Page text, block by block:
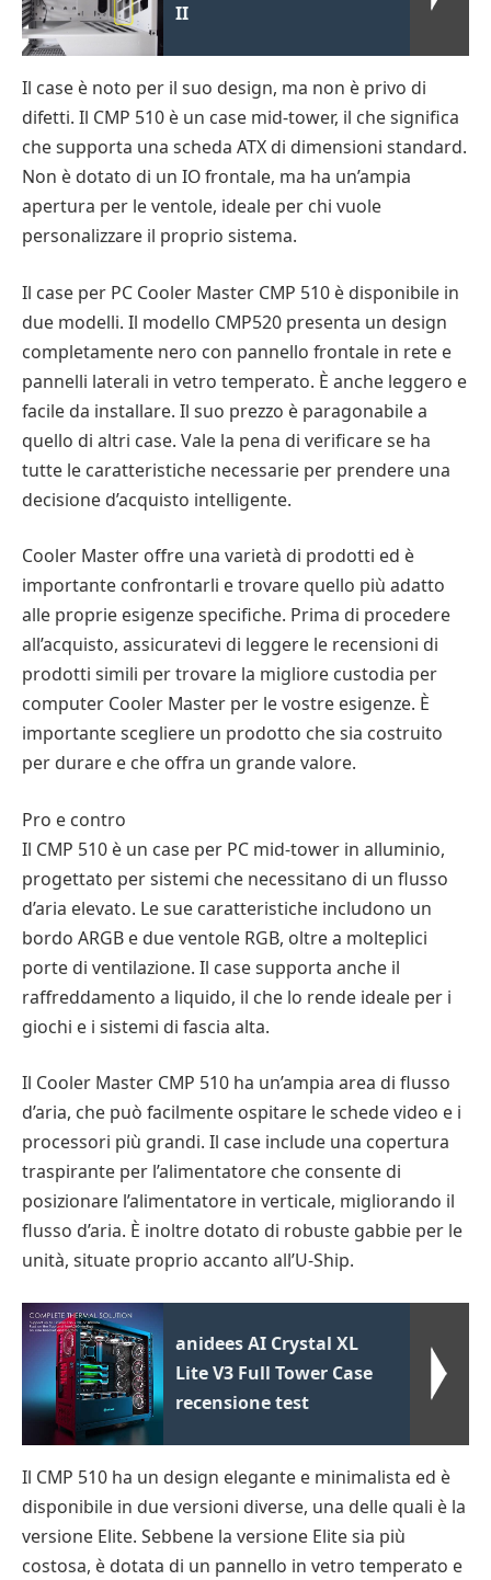
II
Il case è noto per il suo design, ma non è privo di
difetti. Il CMP 510 è un case mid-tower, il che significa
che supporta una scheda ATX di dimensioni standard.
Non è dotato di un IO frontale, ma ha un’ampia
apertura per le ventole, ideale per chi vuole
personalizzare il proprio sistema.
Il case per PC Cooler Master CMP 510 è disponibile in
due modelli. Il modello CMP520 presenta un design
completamente nero con pannello frontale in rete e
pannelli laterali in vetro temperato. È anche leggero e
facile da installare. Il suo prezzo è paragonabile a
quello di altri case. Vale la pena di verificare se ha
tutte le caratteristiche necessarie per prendere una
decisione d’acquisto intelligente.
Cooler Master offre una varietà di prodotti ed è
importante confrontarli e trovare quello più adatto
alle proprie esigenze specifiche. Prima di procedere
all’acquisto, assicuratevi di leggere le recensioni di
prodotti simili per trovare la migliore custodia per
computer Cooler Master per le vostre esigenze. È
importante scegliere un prodotto che sia costruito
per durare e che offra un grande valore.
Pro e contro
Il CMP 510 è un case per PC mid-tower in alluminio,
progettato per sistemi che necessitano di un flusso
d’aria elevato. Le sue caratteristiche includono un
bordo ARGB e due ventole RGB, oltre a molteplici
porte di ventilazione. Il case supporta anche il
raffreddamento a liquido, il che lo rende ideale per i
giochi e i sistemi di fascia alta.
Il Cooler Master CMP 510 ha un’ampia area di flusso
d’aria, che può facilmente ospitare le schede video e i
processori più grandi. Il case include una copertura
traspirante per l’alimentatore che consente di
posizionare l’alimentatore in verticale, migliorando il
flusso d’aria. È inoltre dotato di robuste gabbie per le
unità, situate proprio accanto all’U-Ship.
anidees AI Crystal XL
Lite V3 Full Tower Case
recensione test
Il CMP 510 ha un design elegante e minimalista ed è
disponibile in due versioni diverse, una delle quali è la
versione Elite. Sebbene la versione Elite sia più
costosa, è dotata di un pannello in vetro temperato e